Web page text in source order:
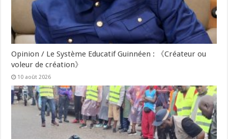
Opinion / Le Système Educatif Guinnéen : 《Créateur ou
voleur de création》
10 août 2026